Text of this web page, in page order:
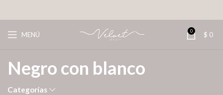
MENÚ 0 $ 0
Negro con blanco
Categorías